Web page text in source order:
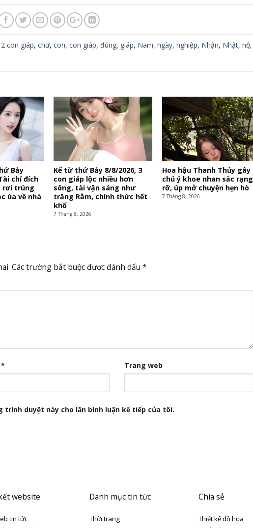
con giáp, chữ, con, con giáp, đúng, giáp, Nam, ngày, nghiệp, Nhận, Nhật, nộ,
Bảy
chỉ đích
rơi trúng
ùa về nhà
Kể từ thứ Bảy 8/8/2026, 3
con giáp lộc nhiều hơn
sông, tài vận sáng như
trăng Rằm, chính thức hết
khổ
7 Tháng 8, 2026
Hoa hậu Thanh Thủy gây
chú ý khoe nhan sắc rạng
rỡ, úp mở chuyện hẹn hò
7 Tháng 8, 2026
Các trường bắt buộc được đánh dấu *
* Trang web
duyệt này cho lần bình luận kế tiếp của tôi.
website
tin tức
Danh mục tin tức
Thời trang
Chia sẻ
Thiết kế đồ họa